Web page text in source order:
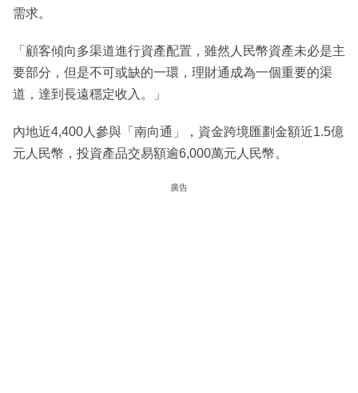
需求。
「顧客傾向多渠道進行資產配置，雖然人民幣資產未必是主
要部分，但是不可或缺的一環，理財通成為一個重要的渠
道，達到長遠穩定收入。」
內地近4,400人參與「南向通」，資金跨境匯劃金額近1.5億
元人民幣，投資產品交易額逾6,000萬元人民幣。
廣告